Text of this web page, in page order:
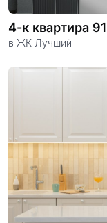
4-к квартира
в ЖК Лучший